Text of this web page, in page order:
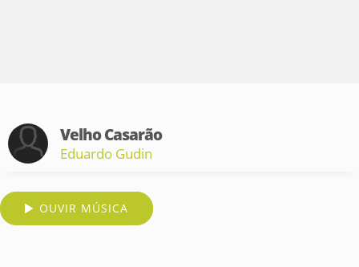
Velho Casarão
Eduardo Gudin
OUVIR MÚSICA